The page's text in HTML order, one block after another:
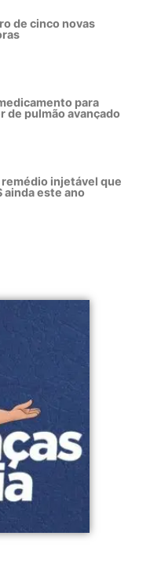
de cinco novas
para
de pulmão avançado
injetável que
ainda este ano